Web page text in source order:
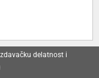
delatnost i